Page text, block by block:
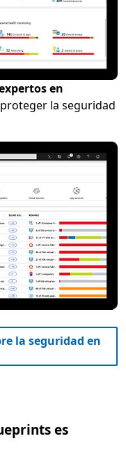
en
la seguridad
la seguridad en
es